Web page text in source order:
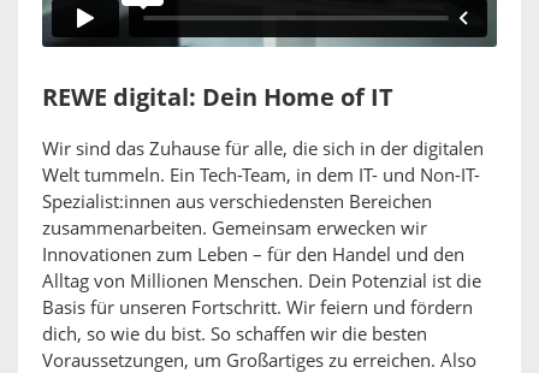
REWE digital: Dein Home of IT
Wir sind das Zuhause für alle, die sich in der digitalen
Welt tummeln. Ein Tech-Team, in dem IT- und Non-IT-
Spezialist:innen aus verschiedensten Bereichen
zusammenarbeiten. Gemeinsam erwecken wir
Innovationen zum Leben – für den Handel und den
Alltag von Millionen Menschen. Dein Potenzial ist die
Basis für unseren Fortschritt. Wir feiern und fördern
dich, so wie du bist. So schaffen wir die besten
Voraussetzungen, um Großartiges zu erreichen. Also